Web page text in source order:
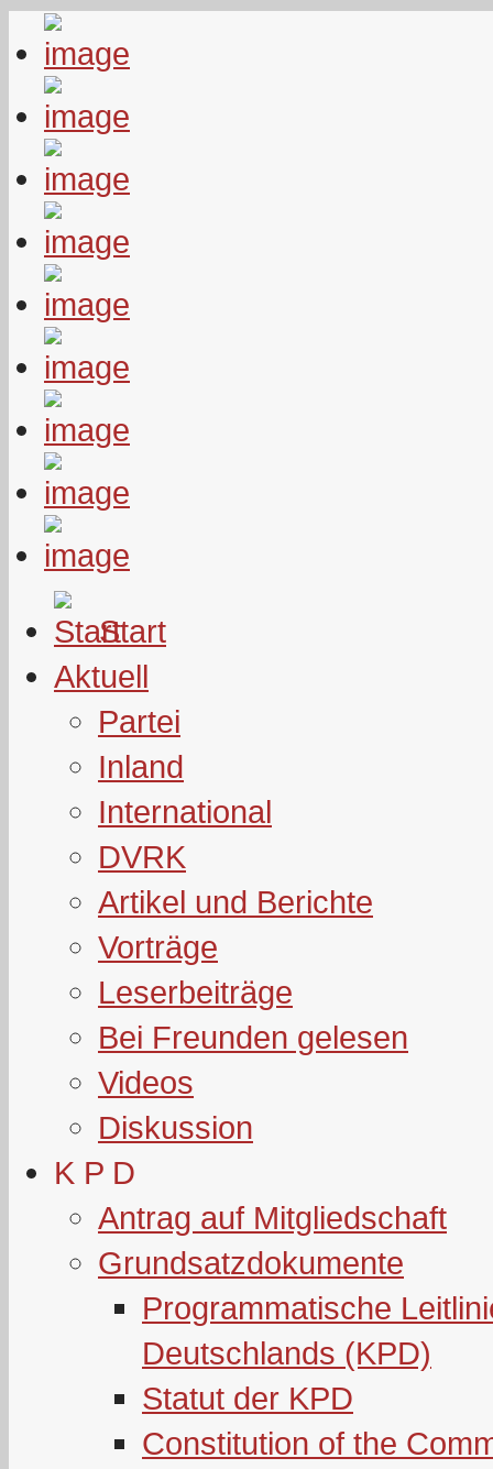
Start
Aktuell
Partei
Inland
International
DVRK
Artikel und Berichte
Vorträge
Leserbeiträge
Bei Freunden gelesen
Videos
Diskussion
K P D
Antrag auf Mitgliedschaft
Grundsatzdokumente
Programmatische
Deutschlands (KPD)
Statut der KPD
Constitution of the